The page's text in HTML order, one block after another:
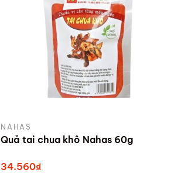
NAHAS
Quả tai chua khô Nahas 60g
34.560₫